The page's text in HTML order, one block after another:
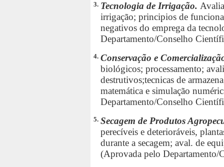
3. Tecnologia de Irrigação.
irrigação; principios de
negativos do emprega da
Departamento/Conselho
4. Conservação e
biológicos; processamento;
destrutivos;tecnicas de
matemática e simulação
Departamento/Conselho
5. Secagem de Produtos
perecíveis e deterioráveis,
durante a secagem; aval. de
(Aprovada pelo